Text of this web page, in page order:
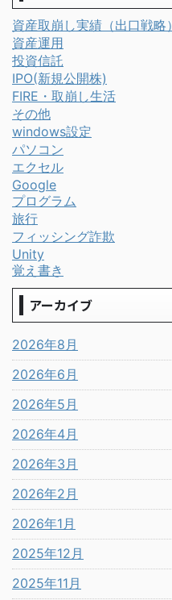
資産取崩し実績（出口戦略）
資産運用
投資信託
IPO(新規公開株)
FIRE・取崩し生活
その他
windows設定
パソコン
エクセル
Google
プログラム
旅行
フィッシング詐欺
Unity
覚え書き
アーカイブ
2026年8月
2026年6月
2026年5月
2026年4月
2026年3月
2026年2月
2026年1月
2025年12月
2025年11月